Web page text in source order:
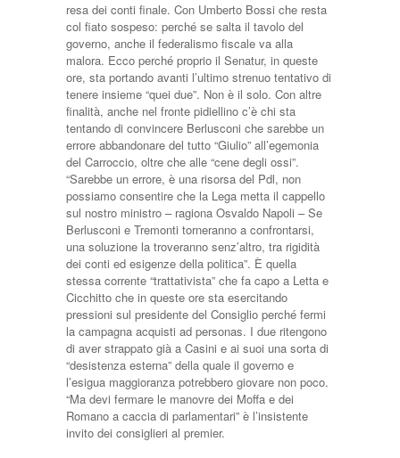
resa dei conti finale. Con Umberto Bossi che resta
col fiato sospeso: perché se salta il tavolo del
governo, anche il federalismo fiscale va alla
malora. Ecco perché proprio il Senatur, in queste
ore, sta portando avanti l’ultimo strenuo tentativo di
tenere insieme “quei due”. Non è il solo. Con altre
finalità, anche nel fronte pidiellino c’è chi sta
tentando di convincere Berlusconi che sarebbe un
errore abbandonare del tutto “Giulio” all’egemonia
del Carroccio, oltre che alle “cene degli ossi”.
“Sarebbe un errore, è una risorsa del Pdl, non
possiamo consentire che la Lega metta il cappello
sul nostro ministro – ragiona Osvaldo Napoli – Se
Berlusconi e Tremonti torneranno a confrontarsi,
una soluzione la troveranno senz’altro, tra rigidità
dei conti ed esigenze della politica”. È quella
stessa corrente “trattativista” che fa capo a Letta e
Cicchitto che in queste ore sta esercitando
pressioni sul presidente del Consiglio perché fermi
la campagna acquisti ad personas. I due ritengono
di aver strappato già a Casini e ai suoi una sorta di
“desistenza esterna” della quale il governo e
l’esigua maggioranza potrebbero giovare non poco.
“Ma devi fermare le manovre dei Moffa e dei
Romano a caccia di parlamentari” è l’insistente
invito dei consiglieri al premier.